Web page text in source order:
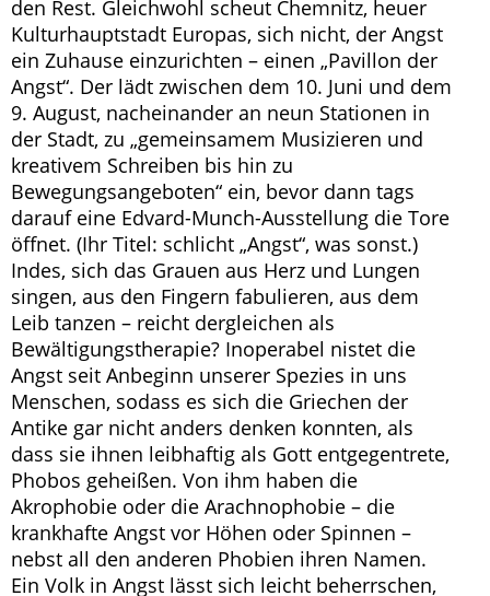
den Rest. Gleichwohl scheut Chemnitz, heuer
Kulturhauptstadt Europas, sich nicht, der Angst
ein Zuhause einzurichten – einen „Pavillon der
Angst“. Der lädt zwischen dem 10. Juni und dem
9. August, nacheinander an neun Stationen in
der Stadt, zu „gemeinsamem Musizieren und
kreativem Schreiben bis hin zu
Bewegungsangeboten“ ein, bevor dann tags
darauf eine Edvard-Munch-Ausstellung die Tore
öffnet. (Ihr Titel: schlicht „Angst“, was sonst.)
Indes, sich das Grauen aus Herz und Lungen
singen, aus den Fingern fabulieren, aus dem
Leib tanzen – reicht dergleichen als
Bewältigungstherapie? Inoperabel nistet die
Angst seit Anbeginn unserer Spezies in uns
Menschen, sodass es sich die Griechen der
Antike gar nicht anders denken konnten, als
dass sie ihnen leibhaftig als Gott entgegentrete,
Phobos geheißen. Von ihm haben die
Akrophobie oder die Arachnophobie – die
krankhafte Angst vor Höhen oder Spinnen –
nebst all den anderen Phobien ihren Namen.
Ein Volk in Angst lässt sich leicht beherrschen,